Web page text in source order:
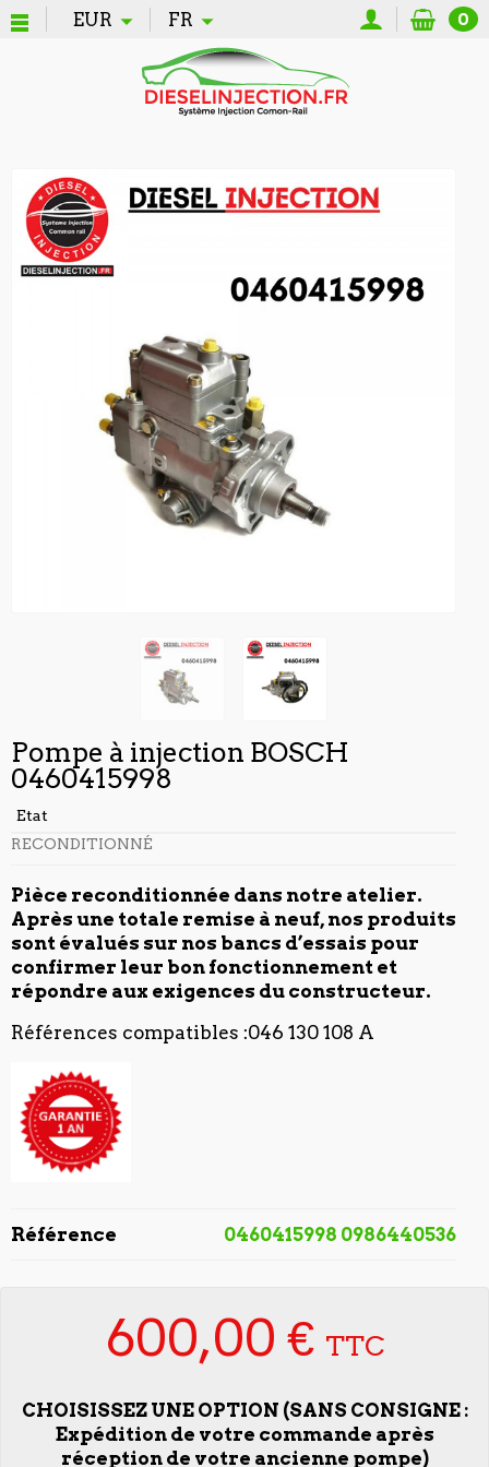
EUR FR 0
Pompe à injection BOSCH
0460415998
Etat
RECONDITIONNÉ
Pièce reconditionnée dans notre atelier.
Après une totale remise à neuf, nos produits
sont évalués sur nos bancs d’essais pour
confirmer leur bon fonctionnement et
répondre aux exigences du constructeur.
Références compatibles :046 130 108 A
Référence 0460415998 0986440536
600,00 € TTC
CHOISISSEZ UNE OPTION (SANS CONSIGNE :
Expédition de votre commande après
réception de votre ancienne pompe)